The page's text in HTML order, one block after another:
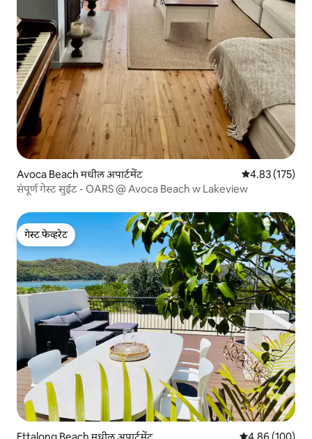
Avoca Beach मधील अपार्टमेंट 5 पैकी 4.83
4.83 (175)
संपूर्ण गेस्ट सुईट - OARS @ Avoca Beach w Lakeview
गेस्ट फेव्हरेट
गेस्ट फेव्हरेट